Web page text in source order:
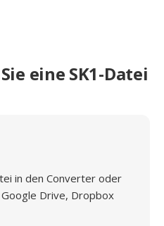
eine SK1-Datei
in den Converter oder
Drive, Dropbox